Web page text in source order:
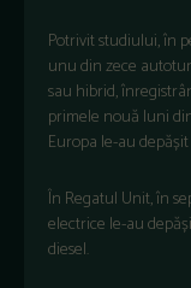
Potrivit studiului, în
unu din zece
sau hibrid,
primele nouă luni
Europa le-au
În Regatul Unit, în
electrice le-au
diesel.